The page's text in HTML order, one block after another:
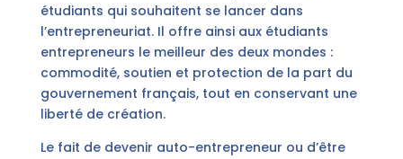
étudiants qui souhaitent se lancer dans
l’entrepreneuriat. Il offre ainsi aux étudiants
entrepreneurs le meilleur des deux mondes :
commodité, soutien et protection de la part du
gouvernement français, tout en conservant une
liberté de création.
Le fait de devenir auto-entrepreneur ou d’être